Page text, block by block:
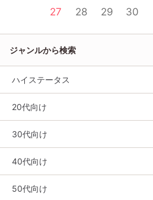
27
28 29 30
ジャンルから検索
ハイステータス
20代向け
30代向け
40代向け
50代向け